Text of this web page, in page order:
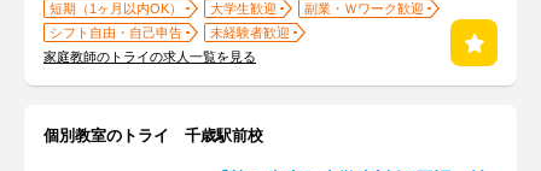
短期（1ヶ月以内OK） 大学生歓迎
副業・Ｗワーク歓迎
シフト自由・自己申告
未経験者歓迎
家庭教師のトライの求人一覧を見る
個別教室のトライ 千歳駅前校